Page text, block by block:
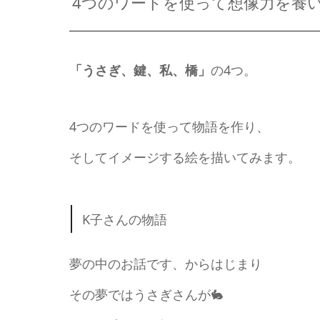
「うさぎ、鍵、私、橋」 の4つ。
4つのワードを使って物語を作り、
そしてイメージする絵を描いてみます。
K子さんの物語
夢の中のお話です、からはじまり
その夢ではうさぎさんが🐇